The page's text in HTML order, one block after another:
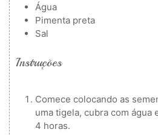
Água
Pimenta preta
Sal
Instruções
Comece colocando as
uma tigela, cubra com água
4 horas.